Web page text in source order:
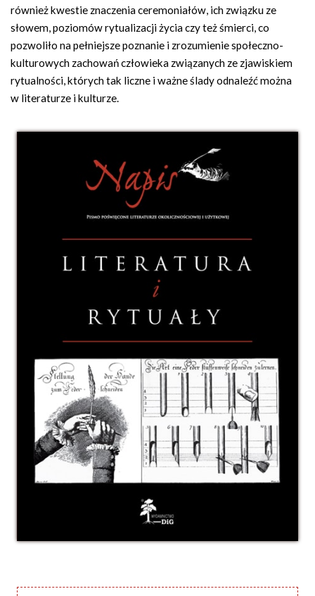
również kwestie znaczenia ceremoniałów, ich związku ze
słowem, poziomów rytualizacji życia czy też śmierci, co
pozwoliło na pełniejsze poznanie i zrozumienie społeczno-
kulturowych zachowań człowieka związanych ze zjawiskiem
rytualności, których tak liczne i ważne ślady odnaleźć można
w literaturze i kulturze.